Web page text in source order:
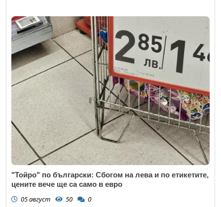
"Тойро" по български: Сбогом на лева и по етикетите,
цените вече ще са само в евро
05 август 50 0